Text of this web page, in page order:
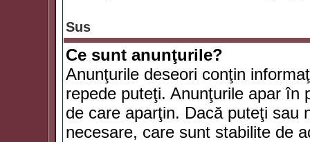
Sus
Ce sunt anunţurile?
Anunţurile deseori conţin
repede puteţi. Anunţurile apar în
de care aparţin. Dacă puteţi sau
necesare, care sunt stabilite de